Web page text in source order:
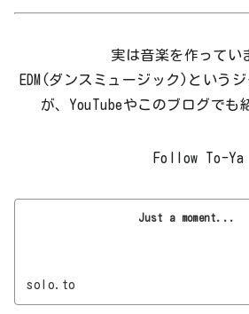
実は音楽を作ってい
EDM(ダンスミュージック)という
が、YouTubeやこのブログでも
Follow To-Ya
Just a moment...
solo.to